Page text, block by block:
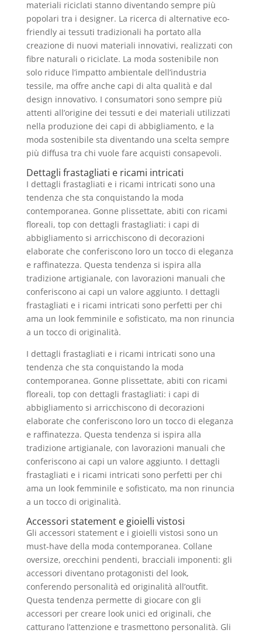
materiali riciclati stanno diventando sempre più
popolari tra i designer. La ricerca di alternative eco-
friendly ai tessuti tradizionali ha portato alla
creazione di nuovi materiali innovativi, realizzati con
fibre naturali o riciclate. La moda sostenibile non
solo riduce l’impatto ambientale dell’industria
tessile, ma offre anche capi di alta qualità e dal
design innovativo. I consumatori sono sempre più
attenti all’origine dei tessuti e dei materiali utilizzati
nella produzione dei capi di abbigliamento, e la
moda sostenibile sta diventando una scelta sempre
più diffusa tra chi vuole fare acquisti consapevoli.
Dettagli frastagliati e ricami intricati
I dettagli frastagliati e i ricami intricati sono una
tendenza che sta conquistando la moda
contemporanea. Gonne plissettate, abiti con ricami
floreali, top con dettagli frastagliati: i capi di
abbigliamento si arricchiscono di decorazioni
elaborate che conferiscono loro un tocco di eleganza
e raffinatezza. Questa tendenza si ispira alla
tradizione artigianale, con lavorazioni manuali che
conferiscono ai capi un valore aggiunto. I dettagli
frastagliati e i ricami intricati sono perfetti per chi
ama un look femminile e sofisticato, ma non rinuncia
a un tocco di originalità.
I dettagli frastagliati e i ricami intricati sono una
tendenza che sta conquistando la moda
contemporanea. Gonne plissettate, abiti con ricami
floreali, top con dettagli frastagliati: i capi di
abbigliamento si arricchiscono di decorazioni
elaborate che conferiscono loro un tocco di eleganza
e raffinatezza. Questa tendenza si ispira alla
tradizione artigianale, con lavorazioni manuali che
conferiscono ai capi un valore aggiunto. I dettagli
frastagliati e i ricami intricati sono perfetti per chi
ama un look femminile e sofisticato, ma non rinuncia
a un tocco di originalità.
Accessori statement e gioielli vistosi
Gli accessori statement e i gioielli vistosi sono un
must-have della moda contemporanea. Collane
oversize, orecchini pendenti, bracciali imponenti: gli
accessori diventano protagonisti del look,
conferendo personalità ed originalità all’outfit.
Questa tendenza permette di giocare con gli
accessori per creare look unici ed originali, che
catturano l’attenzione e trasmettono personalità. Gli